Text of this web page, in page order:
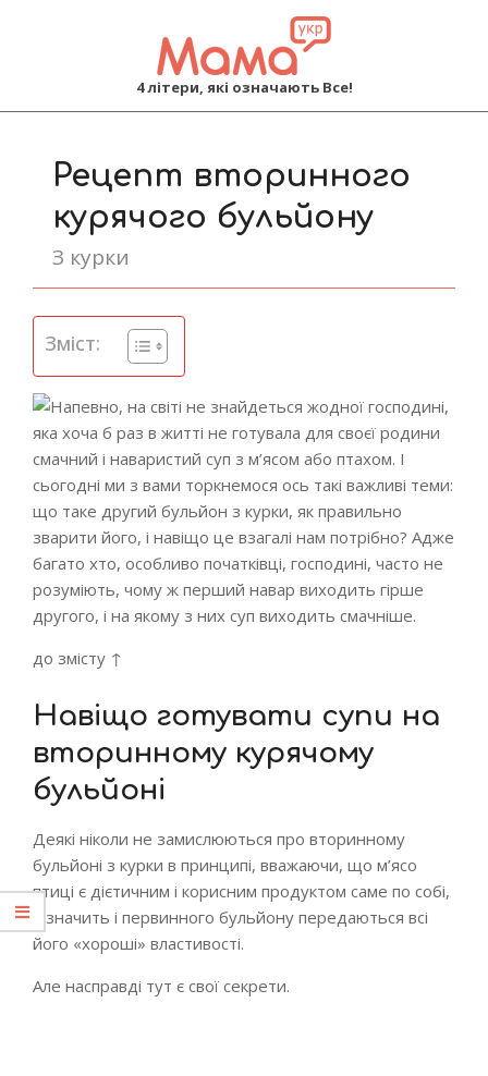
4 літери, які означають Все!
Рецепт вторинного
курячого бульйону
З курки
Зміст:
Напевно, на світі не знайдеться жодної господині,
яка хоча б раз в житті не готувала для своєї родини
смачний і наваристий суп з м’ясом або птахом. І
сьогодні ми з вами торкнемося ось такі важливі теми:
що таке другий бульйон з курки, як правильно
зварити його, і навіщо це взагалі нам потрібно? Адже
багато хто, особливо початківці, господині, часто не
розуміють, чому ж перший навар виходить гірше
другого, і на якому з них суп виходить смачніше.
до змісту ↑
Навіщо готувати супи на
вторинному курячому
бульйоні
Деякі ніколи не замислюються про вторинному
бульйоні з курки в принципі, вважаючи, що м’ясо
птиці є дієтичним і корисним продуктом саме по собі,
а значить і первинного бульйону передаються всі
його «хороші» властивості.
Але насправді тут є свої секрети.